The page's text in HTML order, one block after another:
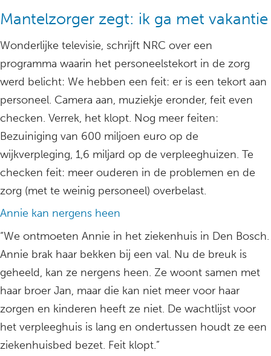
Mantelzorger zegt: ik ga met vakantie
Wonderlijke televisie, schrijft NRC over een
programma waarin het personeelstekort in de zorg
werd belicht: We hebben een feit: er is een tekort aan
personeel. Camera aan, muziekje eronder, feit even
checken. Verrek, het klopt. Nog meer feiten:
Bezuiniging van 600 miljoen euro op de
wijkverpleging, 1,6 miljard op de verpleeghuizen. Te
checken feit: meer ouderen in de problemen en de
zorg (met te weinig personeel) overbelast.
Annie kan nergens heen
“We ontmoeten Annie in het ziekenhuis in Den Bosch.
Annie brak haar bekken bij een val. Nu de breuk is
geheeld, kan ze nergens heen. Ze woont samen met
haar broer Jan, maar die kan niet meer voor haar
zorgen en kinderen heeft ze niet. De wachtlijst voor
het verpleeghuis is lang en ondertussen houdt ze een
ziekenhuisbed bezet. Feit klopt.”